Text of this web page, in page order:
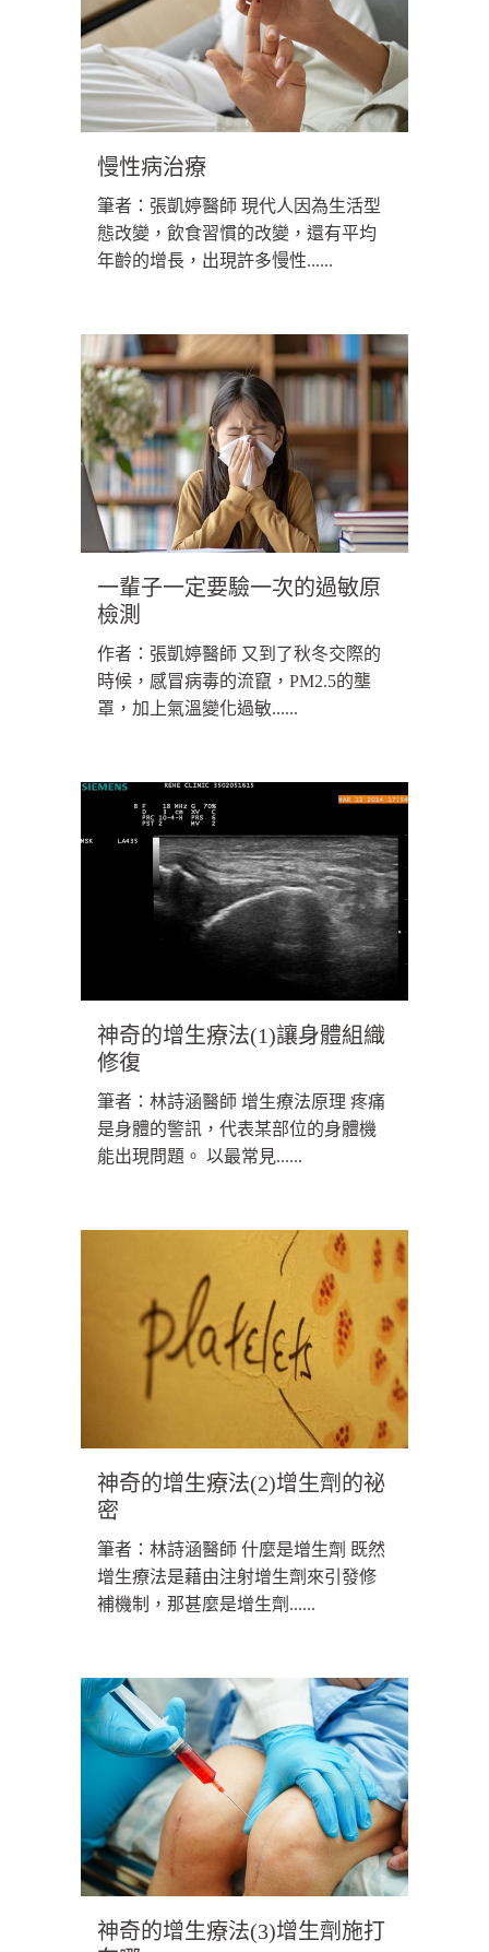
慢性病治療
筆者：張凱婷醫師 現代人因為生活型
態改變，飲食習慣的改變，還有平均
年齡的增長，出現許多慢性......
一輩子一定要驗一次的過敏原
檢測
作者：張凱婷醫師 又到了秋冬交際的
時候，感冒病毒的流竄，PM2.5的壟
罩，加上氣溫變化過敏......
神奇的增生療法(1)讓身體組織
修復
筆者：林詩涵醫師 增生療法原理 疼痛
是身體的警訊，代表某部位的身體機
能出現問題。 以最常見......
神奇的增生療法(2)增生劑的祕
密
筆者：林詩涵醫師 什麼是增生劑 既然
增生療法是藉由注射增生劑來引發修
補機制，那甚麼是增生劑......
神奇的增生療法(3)增生劑施打